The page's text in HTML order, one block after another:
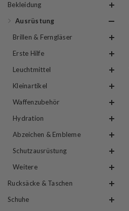
Bekleidung
Ausrüstung
Brillen & Ferngläser
Erste Hilfe
Leuchtmittel
Kleinartikel
Waffenzubehör
Hydration
Abzeichen & Embleme
Schutzausrüstung
Weitere
Rucksäcke & Taschen
Schuhe